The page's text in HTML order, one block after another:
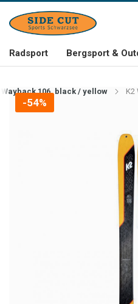
Radsport Bergsport &
Wayback 106, black / yellow K2
-54%